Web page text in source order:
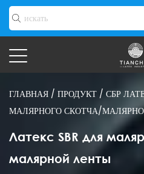
ГЛАВНАЯ / ПРОДУКТ / СБР
МАЛЯРНОГО СКОТЧА/
Латекс SBR для
малярной ленты